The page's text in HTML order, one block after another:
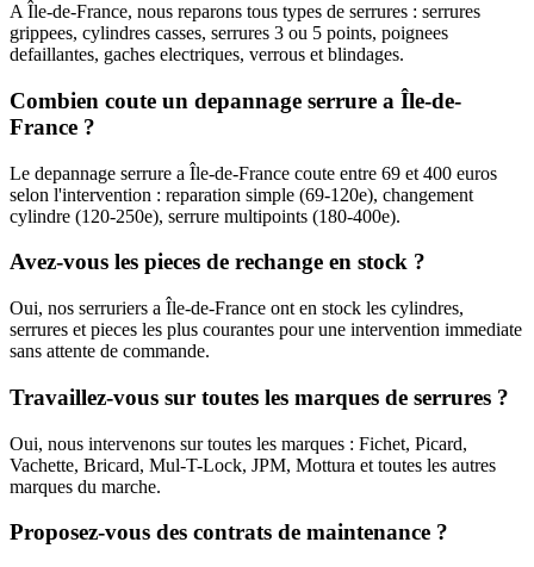
A Île-de-France, nous reparons tous types de serrures : serrures
grippees, cylindres casses, serrures 3 ou 5 points, poignees
defaillantes, gaches electriques, verrous et blindages.
Combien coute un depannage serrure a Île-de-
France ?
Le depannage serrure a Île-de-France coute entre 69 et 400 euros
selon l'intervention : reparation simple (69-120e), changement
cylindre (120-250e), serrure multipoints (180-400e).
Avez-vous les pieces de rechange en stock ?
Oui, nos serruriers a Île-de-France ont en stock les cylindres,
serrures et pieces les plus courantes pour une intervention immediate
sans attente de commande.
Travaillez-vous sur toutes les marques de serrures ?
Oui, nous intervenons sur toutes les marques : Fichet, Picard,
Vachette, Bricard, Mul-T-Lock, JPM, Mottura et toutes les autres
marques du marche.
Proposez-vous des contrats de maintenance ?